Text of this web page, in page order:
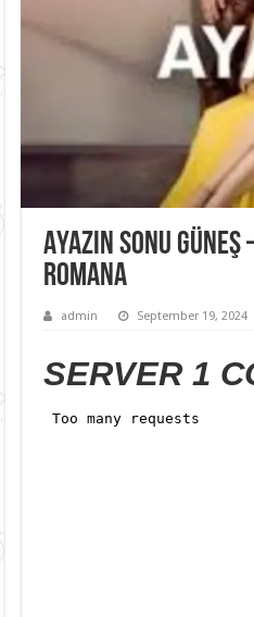
Ayazın Sonu
Romana
admin September 19, 2024
SERVER 1